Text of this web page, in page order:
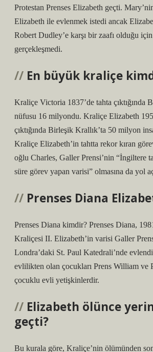
Protestan Prenses Elizabeth geçti.
Elizabeth ile evlenmek istedi ancak
Robert Dudley’e karşı bir zaafı olduğu
gerçekleşmedi.
En büyük kraliçe
Kraliçe Victoria 1837’de tahta çıktığında
nüfusu 16 milyondu. Kraliçe Elizabeth
çıktığında Birleşik Krallık’ta 50 milyon
Kraliçe Elizabeth’in tahtta rekor kıran
oğlu Charles, Galler Prensi’nin “İngiltere
süre görev yapan varisi” olmasına da yol
Prenses Diana
Prenses Diana kimdir? Prenses Diana,
Kraliçesi II. Elizabeth’in varisi Galler
Londra’daki St. Paul Katedrali’nde
evlilikten olan çocukları Prens William ve
çocuklu evli yetişkinlerdir.
Elizabeth ölünce
geçti?
Bu kurala göre, Kraliçe’nin ölümünden